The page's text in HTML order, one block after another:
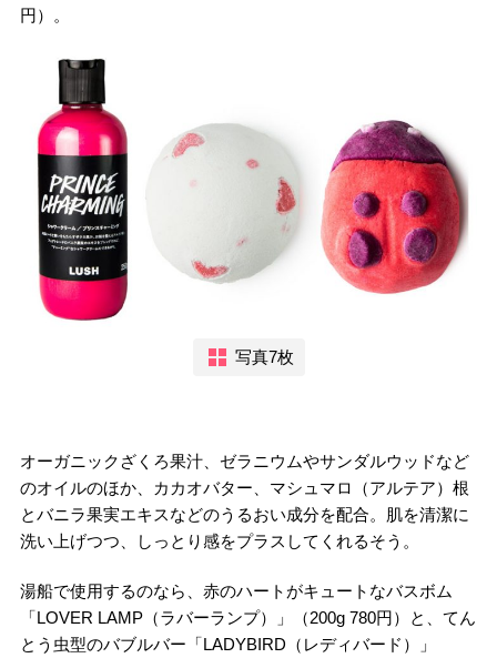
円）。
写真7枚
オーガニックざくろ果汁、ゼラニウムやサンダルウッドなど
のオイルのほか、カカオバター、マシュマロ（アルテア）根
とバニラ果実エキスなどのうるおい成分を配合。肌を清潔に
洗い上げつつ、しっとり感をプラスしてくれるそう。
湯船で使用するのなら、赤のハートがキュートなバスボム
「LOVER LAMP（ラバーランプ）」（200g 780円）と、てん
とう虫型のバブルバー「LADYBIRD（レディバード）」